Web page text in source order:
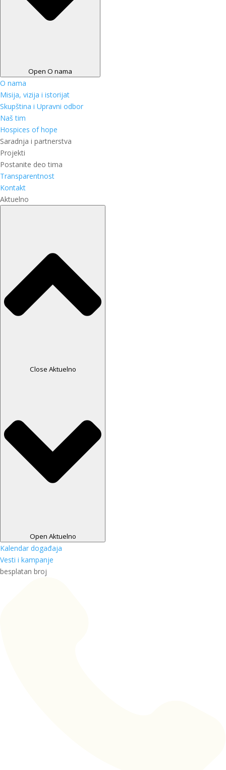
Open O nama
O nama
Misija, vizija i istorijat
Skupština i Upravni odbor
Naš tim
Hospices of hope
Saradnja i partnerstva
Projekti
Postanite deo tima
Transparentnost
Kontakt
Aktuelno
Close Aktuelno
Open Aktuelno
Kalendar događaja
Vesti i kampanje
besplatan broj